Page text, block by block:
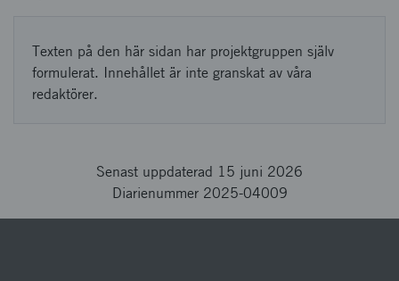
Texten på den här sidan har projektgruppen själv
formulerat. Innehållet är inte granskat av våra
redaktörer.
Senast uppdaterad 15 juni 2026
Diarienummer 2025-04009